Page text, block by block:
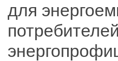
для